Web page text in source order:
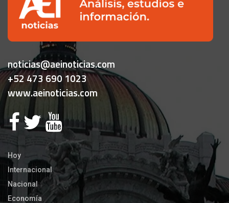
noticias@aeinoticias.com
+52 473 690 1023
www.aeinoticias.com
Hoy
Internacional
Nacional
Economía